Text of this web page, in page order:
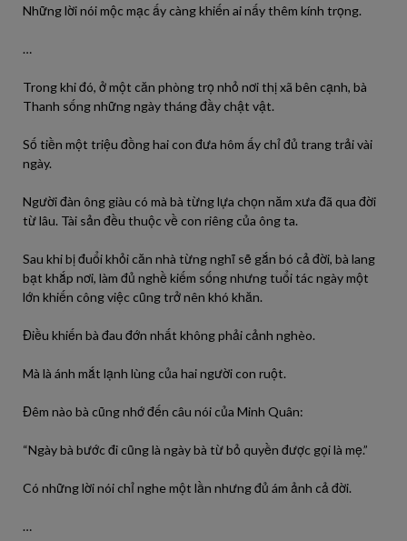
Những lời nói mộc mạc ấy càng khiến ai nấy thêm kính trọng.
…
Trong khi đó, ở một căn phòng trọ nhỏ nơi thị xã bên cạnh, bà
Thanh sống những ngày tháng đầy chật vật.
Số tiền một triệu đồng hai con đưa hôm ấy chỉ đủ trang trải vài
ngày.
Người đàn ông giàu có mà bà từng lựa chọn năm xưa đã qua đời
từ lâu. Tài sản đều thuộc về con riêng của ông ta.
Sau khi bị đuổi khỏi căn nhà từng nghĩ sẽ gắn bó cả đời, bà lang
bạt khắp nơi, làm đủ nghề kiếm sống nhưng tuổi tác ngày một
lớn khiến công việc cũng trở nên khó khăn.
Điều khiến bà đau đớn nhất không phải cảnh nghèo.
Mà là ánh mắt lạnh lùng của hai người con ruột.
Đêm nào bà cũng nhớ đến câu nói của Minh Quân:
“Ngày bà bước đi cũng là ngày bà từ bỏ quyền được gọi là mẹ.”
Có những lời nói chỉ nghe một lần nhưng đủ ám ảnh cả đời.
…